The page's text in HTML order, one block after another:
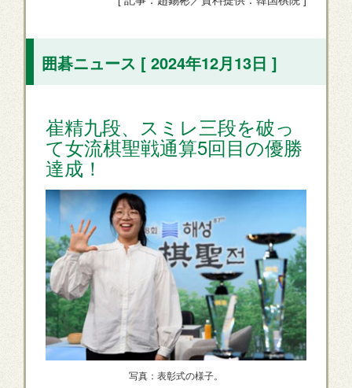
囲碁ニュース [ 2024年12月13日 ]
崔精九段、スミレ三段を破っ
て女流棋聖戦通算5回目の優勝
達成！
写真：表彰式の様子。